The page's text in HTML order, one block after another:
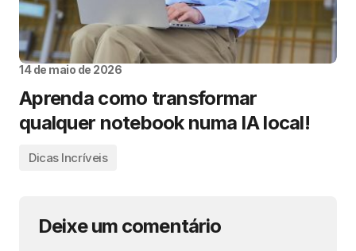
14 de maio de 2026
Aprenda como transformar
qualquer notebook numa IA local!
Dicas Incríveis
Deixe um comentário